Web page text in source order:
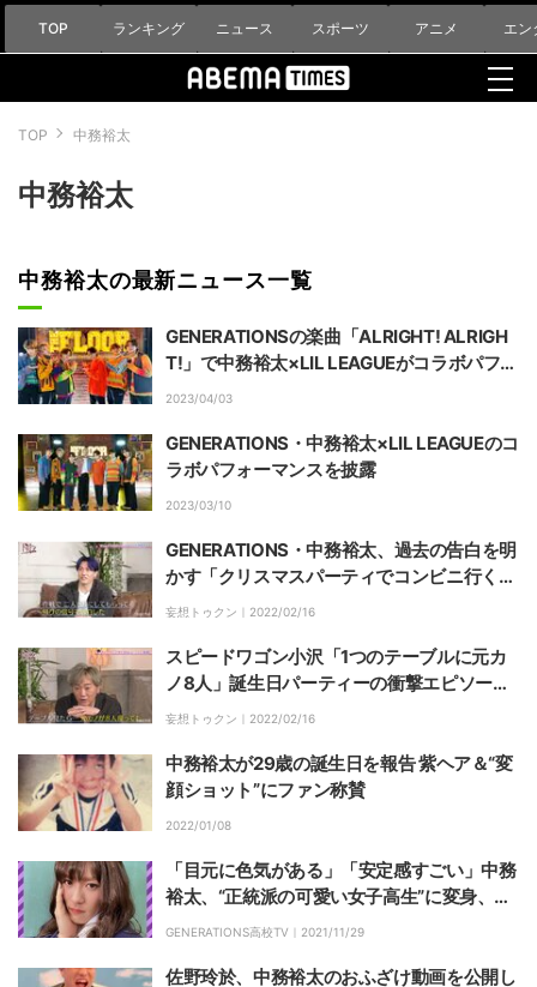
TOP ランキング ニュース スポーツ アニメ エン
TOP 中務裕太
中務裕太
中務裕太の最新ニュース一覧
GENERATIONSの楽曲「ALRIGHT! ALRIGH
T!」で中務裕太×LIL LEAGUEがコラボパフォ
ーマンス
2023/04/03
GENERATIONS・中務裕太×LIL LEAGUEのコ
ラボパフォーマンスを披露
2023/03/10
GENERATIONS・中務裕太、過去の告白を明
かす「クリスマスパーティでコンビニ行くと
きに…」
妄想トゥクン｜ 2022/02/16
スピードワゴン小沢「1つのテーブルに元カ
ノ8人」誕生日パーティーの衝撃エピソード
を告白
妄想トゥクン｜ 2022/02/16
中務裕太が29歳の誕生日を報告 紫ヘア＆“変
顔ショット”にファン称賛
2022/01/08
「目元に色気がある」「安定感すごい」中務
裕太、“正統派の可愛い女子高生”に変身、フ
ァンから喜びの声
GENERATIONS高校TV｜ 2021/11/29
佐野玲於、中務裕太のおふざけ動画を公開し